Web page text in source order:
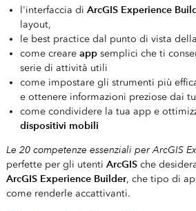
l'interfaccia di ArcGIS Experience
layout,
le best practice dal punto di vista
come creare appsemplici che ti
serie di attività utili
come impostare gli strumenti più
e ottenere informazioni preziose dai
come condividere la tua app e
dispositivi mobili
Le 20 competenze essenziali per ArcGIS
perfette per gli utenti ArcGISche
ArcGIS Experience Builder, che tipo di
come renderle accattivanti.